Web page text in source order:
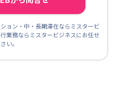
ョン・中・長期滞在ならミスタービ
業務ならミスタービジネスにお任せ
い。